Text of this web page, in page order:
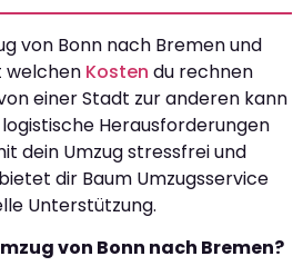
von Bonn nach Bremen und
welchen Kosten du rechnen
einer Stadt zur anderen kann
Herausforderungen
dein Umzug stressfrei und
dir Baum Umzugsservice
Unterstützung.
von Bonn nach Bremen?